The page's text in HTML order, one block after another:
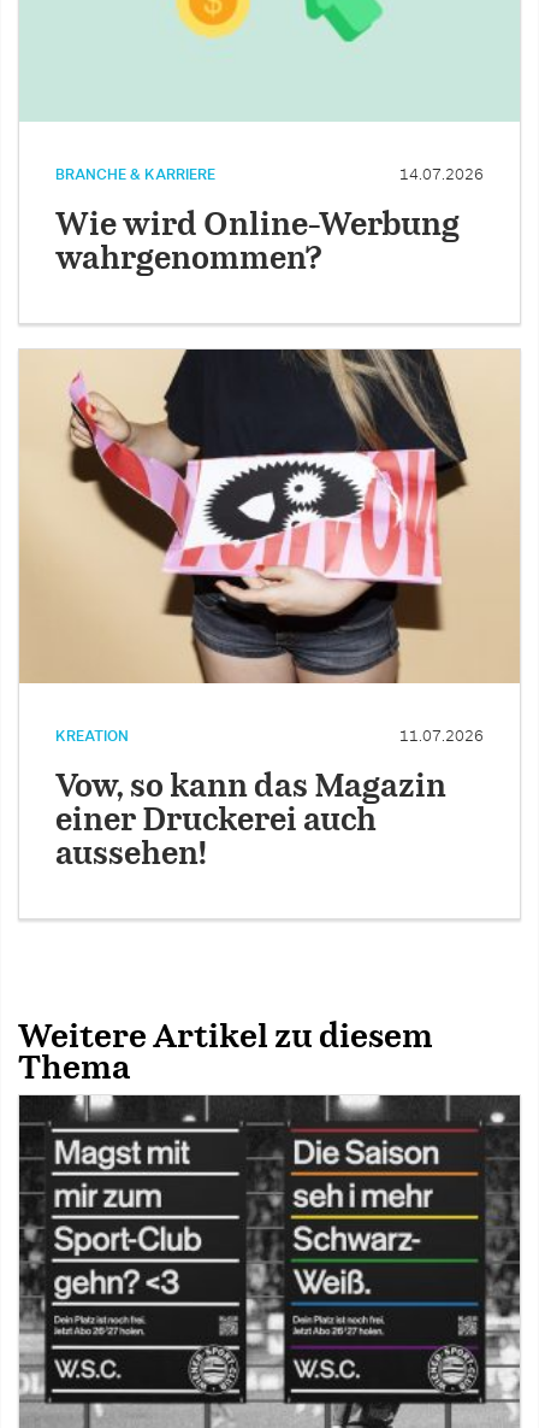
BRANCHE & KARRIERE 14.07.2026
Wie wird Online-Werbung
wahrgenommen?
KREATION 11.07.2026
Vow, so kann das Magazin
einer Druckerei auch
aussehen!
Weitere Artikel zu diesem
Thema